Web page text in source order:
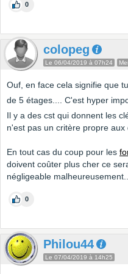
0
colopeg
Le 06/04/2019 à 07h24
Ouf, en face cela signifie que
de 5 étages.... C'est hyper
Il y a des cst qui donnent les
n'est pas un critère propre aux
En tout cas du coup pour les
doivent coûter plus cher ce
négligeable
0
Philou44
Le 07/04/2019 à 14h25